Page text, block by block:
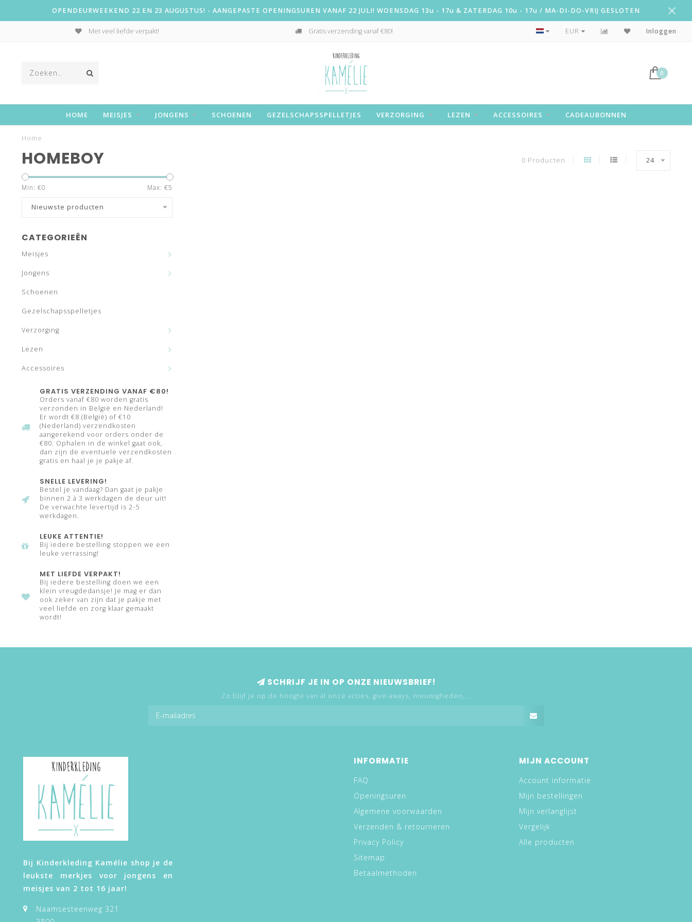
OPENDEURWEEKEND 22 EN 23 AUGUSTUS! - AANGEPASTE OPENINGSUREN VANAF 22 JULI! WOENSDAG 13u - 17u & ZATERDAG 10u - 17u / MA-DI-DO-VRIJ GESLOTEN
Met veel liefde verpakt! Gratis verzending vanaf €80! Snelle levering!
EUR Inloggen
0
HOME MEISJES JONGENS SCHOENEN GEZELSCHAPSSPELLETJES VERZORGING LEZEN ACCESSOIRES CADEAUBONNEN
Home
HOMEBOY 0 Producten 24
Min: €0 Max: €5
Nieuwste producten
CATEGORIEËN
Meisjes
Jongens
Schoenen
Gezelschapsspelletjes
Verzorging
Lezen
Accessoires
GRATIS VERZENDING VANAF €80!
Orders vanaf €80 worden gratis
verzonden in België en Nederland!
Er wordt €8 (België) of €10
(Nederland) verzendkosten
aangerekend voor orders onder de
€80. Ophalen in de winkel gaat ook,
dan zijn de eventuele verzendkosten
gratis en haal je je pakje af.
SNELLE LEVERING!
Bestel je vandaag? Dan gaat je pakje
binnen 2 à 3 werkdagen de deur uit!
De verwachte levertijd is 2-5
werkdagen.
LEUKE ATTENTIE!
Bij iedere bestelling stoppen we een
leuke verrassing!
MET LIEFDE VERPAKT!
Bij iedere bestelling doen we een
klein vreugdedansje! Je mag er dan
ook zeker van zijn dat je pakje met
veel liefde en zorg klaar gemaakt
wordt!
SCHRIJF JE IN OP ONZE NIEUWSBRIEF!
Zo blijf je op de hoogte van al onze acties, give-aways, nieuwigheden,...
Bij Kinderkleding Kamélie shop je de
leukste merkjes voor jongens en
meisjes van 2 tot 16 jaar!
Naamsesteenweg 321
INFORMATIE
FAQ
Openingsuren
Algemene voorwaarden
Verzenden & retourneren
Privacy Policy
Sitemap
Betaalmethoden
MIJN ACCOUNT
Account informatie
Mijn bestellingen
Mijn verlanglijst
Vergelijk
Alle producten